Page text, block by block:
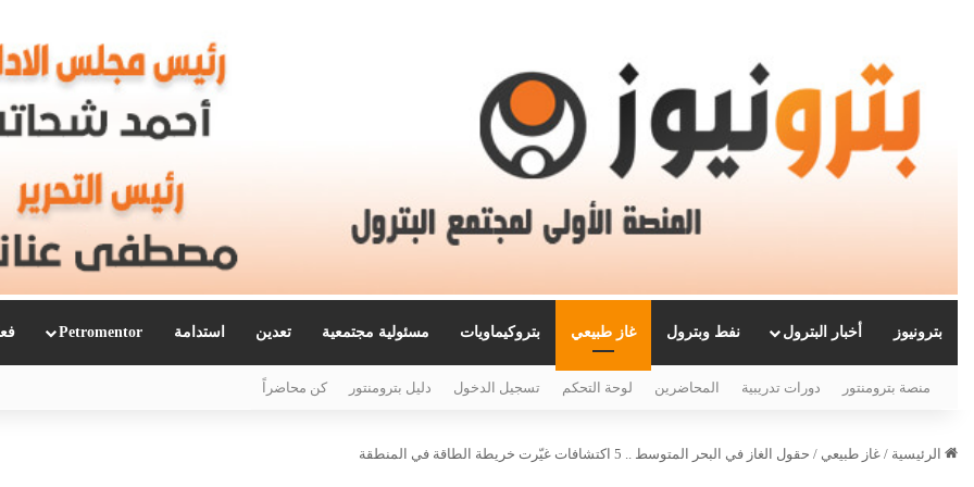
بترونيوز أخبار البترول نفط وبترول غاز طبيعي بتروكيماويات مسئولية مجتمعية تعدين استدامة Petromentor
منصة بترومنتور دورات تدريبية المحاضرين لوحة التحكم تسجيل الدخول دليل بترومنتور كن محاضراً
الرئيسية / غاز طبيعي / حقول الغاز في البحر المتوسط .. 5 اكتشافات غيّرت خريطة الطاقة في المنطقة